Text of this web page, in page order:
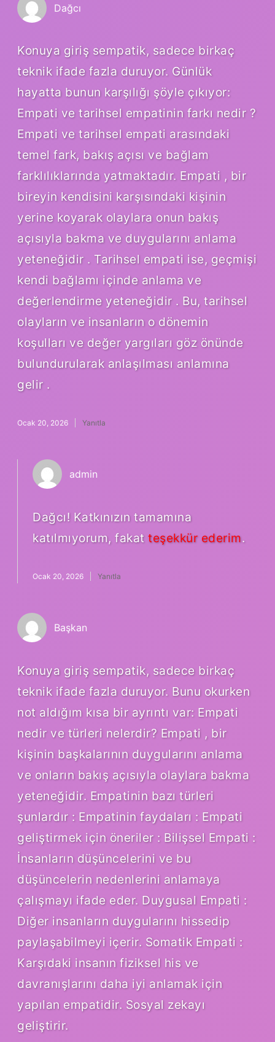
Dağcı
Konuya giriş sempatik, sadece birkaç
teknik ifade fazla duruyor. Günlük
hayatta bunun karşılığı şöyle çıkıyor:
Empati ve tarihsel empatinin farkı nedir ?
Empati ve tarihsel empati arasındaki
temel fark, bakış açısı ve bağlam
farklılıklarında yatmaktadır. Empati , bir
bireyin kendisini karşısındaki kişinin
yerine koyarak olaylara onun bakış
açısıyla bakma ve duygularını anlama
yeteneğidir . Tarihsel empati ise, geçmişi
kendi bağlamı içinde anlama ve
değerlendirme yeteneğidir . Bu, tarihsel
olayların ve insanların o dönemin
koşulları ve değer yargıları göz önünde
bulundurularak anlaşılması anlamına
gelir .
Ocak 20, 2026 Yanıtla
admin
Dağcı! Katkınızın tamamına
katılmıyorum, fakat teşekkür ederim.
Ocak 20, 2026 Yanıtla
Başkan
Konuya giriş sempatik, sadece birkaç
teknik ifade fazla duruyor. Bunu okurken
not aldığım kısa bir ayrıntı var: Empati
nedir ve türleri nelerdir? Empati , bir
kişinin başkalarının duygularını anlama
ve onların bakış açısıyla olaylara bakma
yeteneğidir. Empatinin bazı türleri
şunlardır : Empatinin faydaları : Empati
geliştirmek için öneriler : Bilişsel Empati :
İnsanların düşüncelerini ve bu
düşüncelerin nedenlerini anlamaya
çalışmayı ifade eder. Duygusal Empati :
Diğer insanların duygularını hissedip
paylaşabilmeyi içerir. Somatik Empati :
Karşıdaki insanın fiziksel his ve
davranışlarını daha iyi anlamak için
yapılan empatidir. Sosyal zekayı
geliştirir.